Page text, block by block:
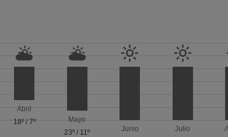
Abril
18º/ 7º
Mayo
23º / 11º
Junio
Julio